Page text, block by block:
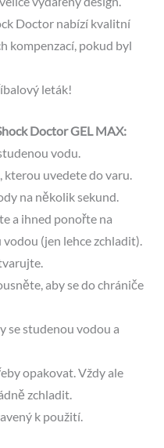
Doctor nabízí kvalitní
kompenzací, pokud byl
leták!
Doctor GEL MAX:
vodu.
kterou uvedete do varu.
na několik sekund.
a ihned ponořte na
(jen lehce zchladit).
aby se do chrániče
se studenou vodou a
opakovat. Vždy ale
zchladit.
k použití.